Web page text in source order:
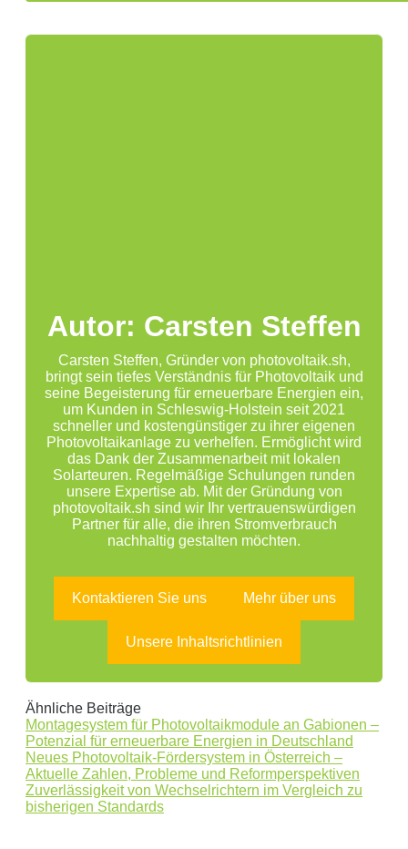
Autor: Carsten Steffen
Carsten Steffen, Gründer von photovoltaik.sh,
bringt sein tiefes Verständnis für Photovoltaik und
seine Begeisterung für erneuerbare Energien ein,
um Kunden in Schleswig-Holstein seit 2021
schneller und kostengünstiger zu ihrer eigenen
Photovoltaikanlage zu verhelfen. Ermöglicht wird
das Dank der Zusammenarbeit mit lokalen
Solarteuren. Regelmäßige Schulungen runden
unsere Expertise ab. Mit der Gründung von
photovoltaik.sh sind wir Ihr vertrauenswürdigen
Partner für alle, die ihren Stromverbrauch
nachhaltig gestalten möchten.
Kontaktieren Sie uns Mehr über uns
Unsere Inhaltsrichtlinien
Ähnliche Beiträge
Montagesystem für Photovoltaikmodule an Gabionen –
Potenzial für erneuerbare Energien in Deutschland
Neues Photovoltaik-Fördersystem in Österreich –
Aktuelle Zahlen, Probleme und Reformperspektiven
Zuverlässigkeit von Wechselrichtern im Vergleich zu
bisherigen Standards